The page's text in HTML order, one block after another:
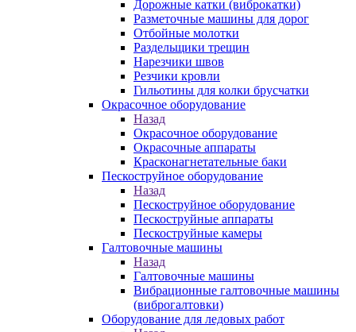
Дорожные катки (виброкатки)
Разметочные машины для дорог
Отбойные молотки
Раздельщики трещин
Нарезчики швов
Резчики кровли
Гильотины для колки брусчатки
Окрасочное оборудование
Назад
Окрасочное оборудование
Окрасочные аппараты
Красконагнетательные баки
Пескоструйное оборудование
Назад
Пескоструйное оборудование
Пескоструйные аппараты
Пескоструйные камеры
Галтовочные машины
Назад
Галтовочные машины
Вибрационные галтовочные машины
(виброгалтовки)
Оборудование для ледовых работ